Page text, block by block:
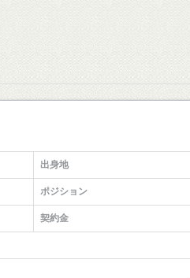
出身地
ポジション
契約金